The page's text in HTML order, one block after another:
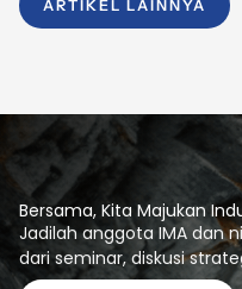
ARTIKEL LAINNYA
Bersama, Kita Majukan
Jadilah anggota IMA dan
dari seminar, diskusi